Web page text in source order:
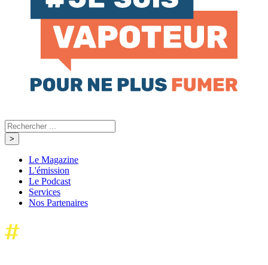
Le Magazine
L'émission
Le Podcast
Services
Nos Partenaires